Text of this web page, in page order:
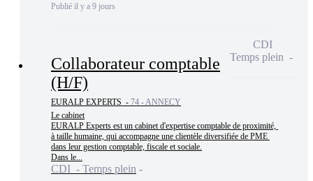
Publié il y a 9 jours
Collaborateur comptable
(H/F)
EURALP EXPERTS - 74 - ANNECY
Le cabinet
EURALP Experts est un cabinet d'expertise comptable de proximité,
à taille humaine, qui accompagne une clientèle diversifiée de PME
dans leur gestion comptable, fiscale et sociale.
Dans le...
CDI - Temps plein
CDI
Temps plein